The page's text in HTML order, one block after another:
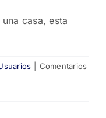
casa, esta
Comentarios